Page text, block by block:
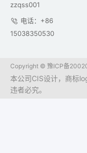
zzqss001
电话：+86
15038350530
Copyright © 豫ICP备
本公司CIS设计，商标
违者必究。